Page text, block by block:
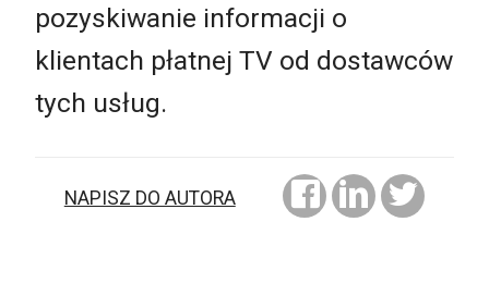
pozyskiwanie informacji o
klientach płatnej TV od dostawców
tych usług.
NAPISZ DO AUTORA